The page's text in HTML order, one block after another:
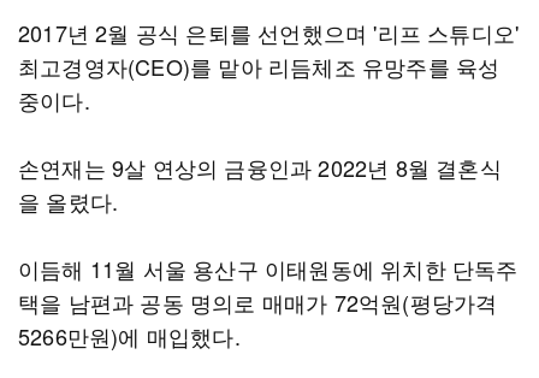
2017년 2월 공식 은퇴를 선언했으며 '리프 스튜디오'
최고경영자(CEO)를 맡아 리듬체조 유망주를 육성
중이다.
손연재는 9살 연상의 금융인과 2022년 8월 결혼식
을 올렸다.
이듬해 11월 서울 용산구 이태원동에 위치한 단독주
택을 남편과 공동 명의로 매매가 72억원(평당가격
5266만원)에 매입했다.